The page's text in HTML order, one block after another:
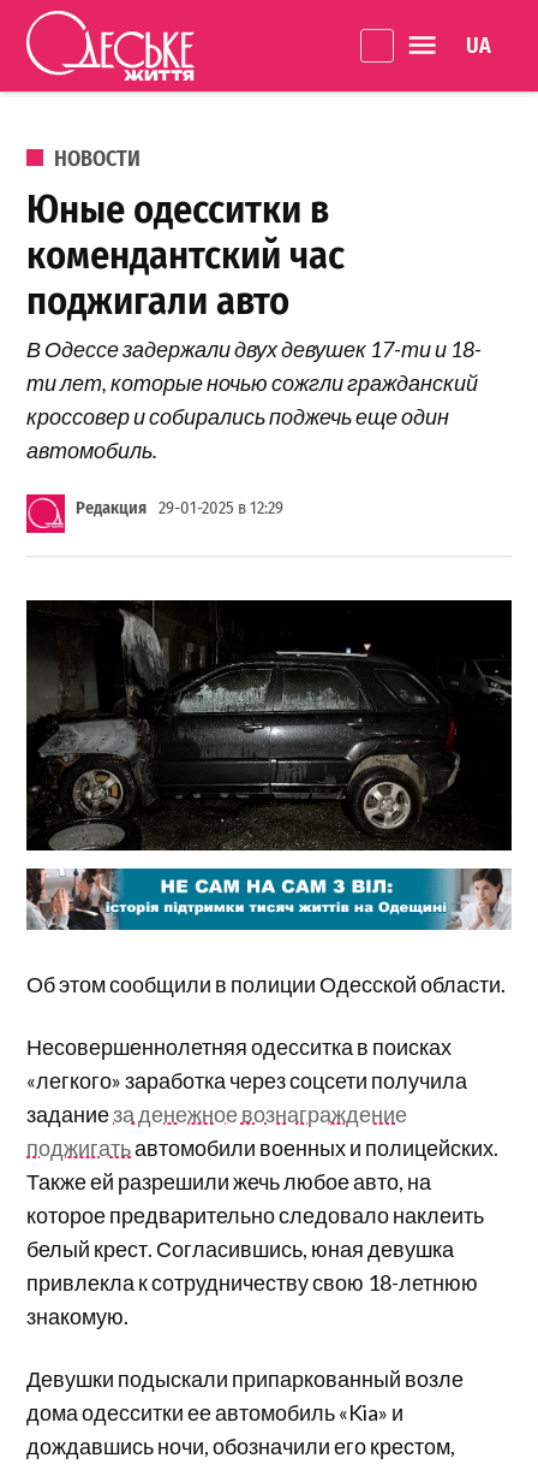
Перейти к содержанию
життя
ОПУБЛИКОВАНО В
НОВОСТИ
Юные одесситки в
комендантский час
поджигали авто
В Одессе задержали двух девушек 17-ти и 18-
ти лет, которые ночью сожгли гражданский
кроссовер и собирались поджечь еще один
автомобиль.
Редакция 29-01-2025 в 12:29
Об этом сообщили в полиции Одесской области.
Несовершеннолетняя одесситка в поисках
«легкого» заработка через соцсети получила
заданиеза денежное вознаграждение
поджигатьавтомобили военных и полицейских.
Также ей разрешили жечь любое авто, на
которое предварительно следовало наклеить
белый крест. Согласившись, юная девушка
привлекла к сотрудничеству свою 18-летнюю
знакомую.
Девушки подыскали припаркованный возле
дома одесситки ее автомобиль «Kia» и
дождавшись ночи, обозначили его крестом,